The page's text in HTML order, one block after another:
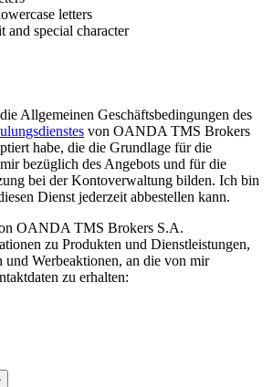
letters
and special character
Allgemeinen Geschäftsbedingungen des
von OANDA TMS Brokers
habe, die die Grundlage für die
bezüglich des Angebots und für die
bei der Kontoverwaltung bilden. Ich bin
Dienst jederzeit abbestellen kann.
OANDA TMS Brokers S.A.
zu Produkten und Dienstleistungen,
Werbeaktionen, an die von mir
zu erhalten: